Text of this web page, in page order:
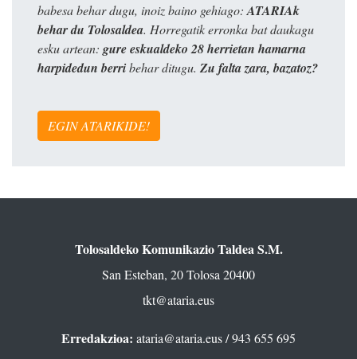
babesa behar dugu, inoiz baino gehiago: ATARIAk
behar du Tolosaldea. Horregatik erronka bat daukagu
esku artean: gure eskualdeko 28 herrietan hamarna
harpidedun berribehar ditugu. Zu falta zara, bazatoz?
EGIN ATARIKIDE!
Tolosaldeko Komunikazio Taldea S.M.
San Esteban, 20 Tolosa 20400
tkt@ataria.eus
Erredakzioa: ataria@ataria.eus/ 943 655 695